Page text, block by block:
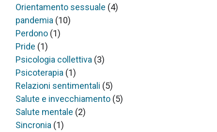
Orientamento sessuale (4)
pandemia (10)
Perdono (1)
Pride (1)
Psicologia collettiva (3)
Psicoterapia (1)
Relazioni sentimentali (5)
Salute e invecchiamento (5)
Salute mentale (2)
Sincronia (1)